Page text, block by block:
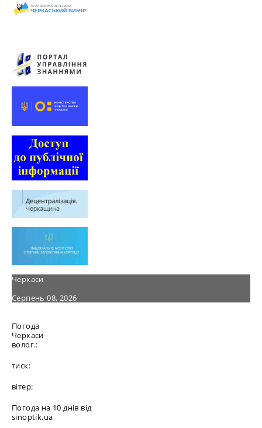
Черкаси
Серпень 08, 2026
Погода
Черкаси
волог.:
тиск:
вітер:
Погода на 10 днів від
sinoptik.ua